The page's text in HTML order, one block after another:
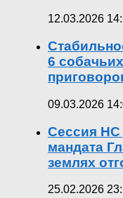
12.03.2026
6
09.03.2026
Сессия НС
мандата
землях
25.02.2026